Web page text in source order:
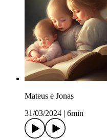
Mateus e Jonas
31/03/2024
6min